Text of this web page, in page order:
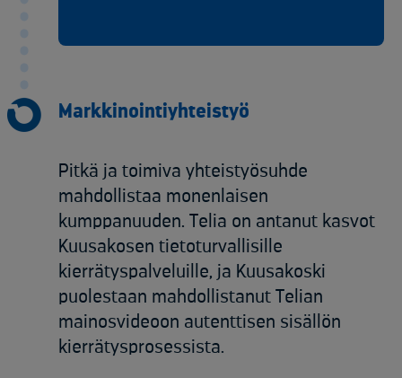
Markkinointiyhteistyö
Pitkä ja toimiva yhteistyösuhde
mahdollistaa monenlaisen
kumppanuuden. Telia on antanut kasvot
Kuusakosen tietoturvallisille
kierrätyspalveluille, ja Kuusakoski
puolestaan mahdollistanut Telian
mainosvideoon autenttisen sisällön
kierrätysprosessista.